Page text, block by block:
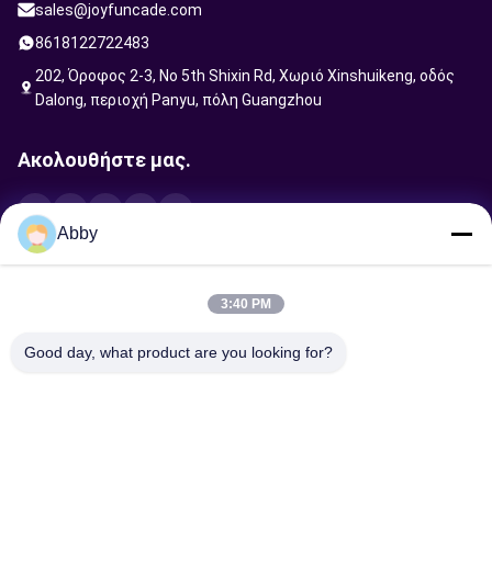
sales@joyfuncade.com
8618122722483
202, Όροφος 2-3, No 5th Shixin Rd, Χωριό Xinshuikeng, οδός
Dalong, περιοχή Panyu, πόλη Guangzhou
Ακολουθήστε μας.
Abby
3:40 PM
Good day, what product are you looking for?